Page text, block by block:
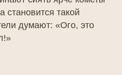
такой
думают: «Ого, это